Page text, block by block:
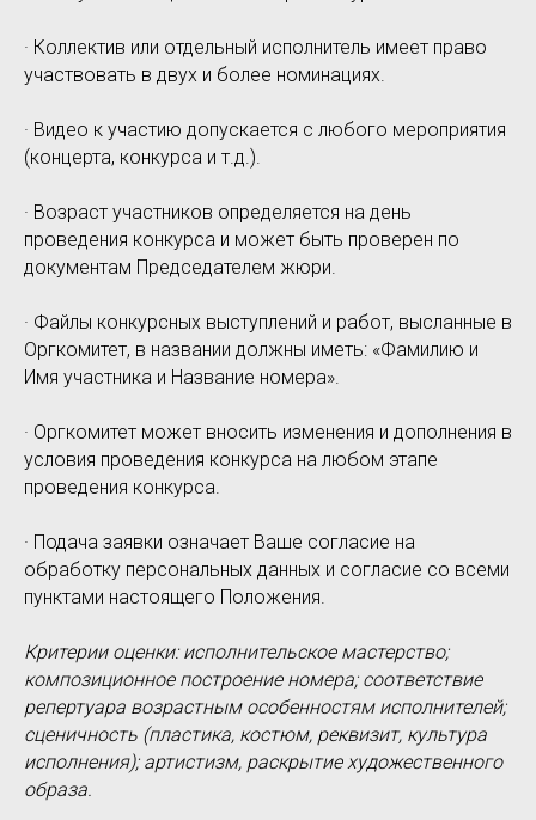
· Коллектив или отдельный исполнитель имеет право
участвовать в двух и более номинациях.
· Видео к участию допускается с любого мероприятия
(концерта, конкурса и т.д.).
· Возраст участников определяется на день
проведения конкурса и может быть проверен по
документам Председателем жюри.
· Файлы конкурсных выступлений и работ, высланные в
Оргкомитет, в названии должны иметь: «Фамилию и
Имя участника и Название номера».
· Оргкомитет может вносить изменения и дополнения в
условия проведения конкурса на любом этапе
проведения конкурса.
· Подача заявки означает Ваше согласие на
обработку персональных данных и согласие со всеми
пунктами настоящего Положения.
Критерии оценки: исполнительское мастерство;
композиционное построение номера; соответствие
репертуара возрастным особенностям исполнителей;
сценичность (пластика, костюм, реквизит, культура
исполнения); артистизм, раскрытие художественного
образа.